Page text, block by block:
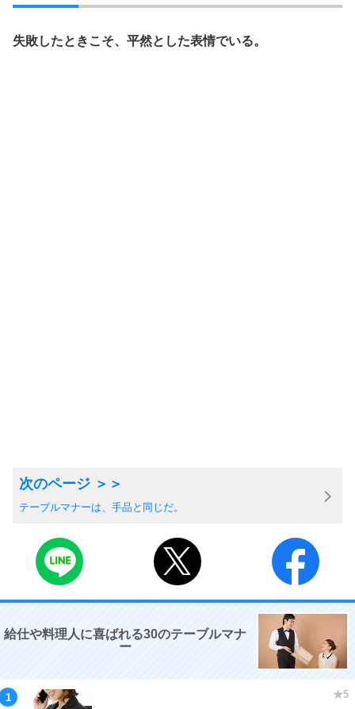
失敗したときこそ、平然とした表情でいる。
テーブルマナーは、手品と同じだ。
給仕や料理人に喜ばれる30のテーブルマナ
ー